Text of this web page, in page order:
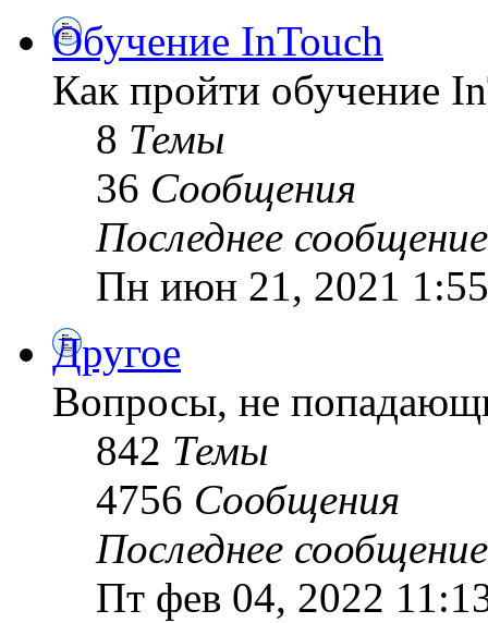
Обучение InTouch
Как пройти обучение
8 Темы
36 Сообщения
Последнее сообщение
Пн июн 21, 2021
Другое
Вопросы, не
842 Темы
4756 Сообщения
Последнее сообщение
Пт фев 04, 2022